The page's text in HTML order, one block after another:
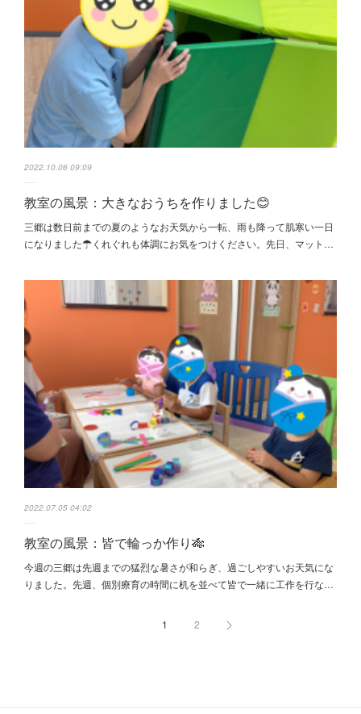
2022.10.06 09:09
教室の風景：大きなおうちを作りました😊
三郷は数日前までの夏のようなお天気から一転、雨も降って肌寒い一日
になりました☂くれぐれも体調にお気をつけください。先日、マット…
2022.07.05 04:02
教室の風景：皆で輪っか作り🎋
今週の三郷は先週までの猛烈な暑さが和らぎ、過ごしやすいお天気にな
りました。先週、個別療育の時間に机を並べて皆で一緒に工作を行な…
1 2